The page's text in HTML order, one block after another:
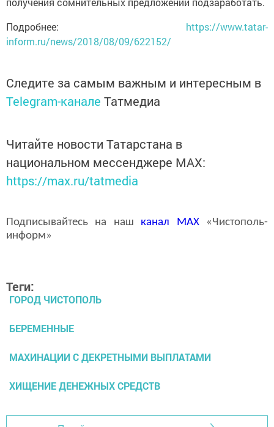
Подробнее: https://www.tatar-
inform.ru/news/2018/08/09/622152/
Следите за самым важным и интересным в
Telegram-канале Татмедиа
Читайте новости Татарстана в
национальном мессенджере MАХ:
https://max.ru/tatmedia
Подписывайтесь на наш канал MAX«Чистополь-
информ»
Теги:
ГОРОД ЧИСТОПОЛЬ
БЕРЕМЕННЫЕ
МАХИНАЦИИ С ДЕКРЕТНЫМИ ВЫПЛАТАМИ
ХИЩЕНИЕ ДЕНЕЖНЫХ СРЕДСТВ